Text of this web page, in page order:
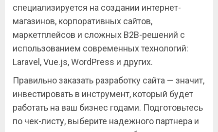
специализируется на создании интернет-
магазинов, корпоративных сайтов,
маркетплейсов и сложных B2B-решений с
использованием современных технологий:
Laravel, Vue.js, WordPress и других.
Правильно заказать разработку сайта — значит,
инвестировать в инструмент, который будет
работать на ваш бизнес годами. Подготовьтесь
по чек-листу, выберите надежного партнера и